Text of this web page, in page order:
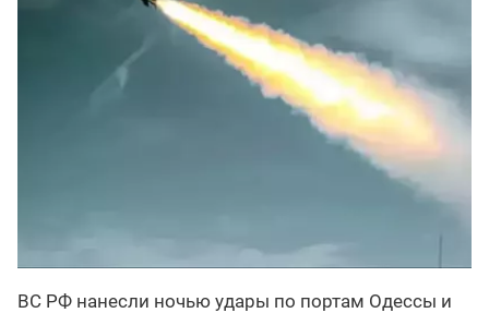
ВС РФ нанесли ночью удары по портам Одессы и